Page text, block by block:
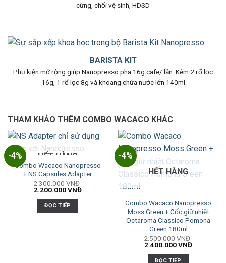
cứng, chổi vệ sinh, HDSD
BARISTA KIT
Phụ kiện mở rộng giúp Nanopresso pha 16g cafe/ lần. Kèm 2 rổ lọc
16g, 1 rổ lọc 8g và khoang chứa nước lớn 140ml
THAM KHẢO THÊM COMBO WACACO KHÁC
-4% HẾT HÀNG
Combo Wacaco Nanopresso
+ NS Capsules Adapter
2.300.000VNĐ
2.200.000VNĐ
ĐỌC TIẾP
-4%
HẾT HÀNG
Combo Wacaco Nanopresso
Moss Green + Cốc giữ nhiệt
Octaroma Classico Pomona
Green 180ml
2.500.000VNĐ
2.400.000VNĐ
ĐỌC TIẾP